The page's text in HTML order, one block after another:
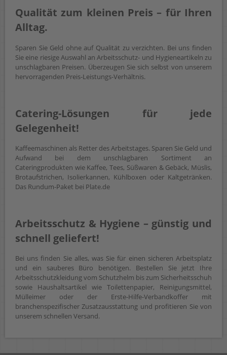
Qualität zum kleinen Preis – für Ihren
Alltag.
Sparen Sie Geld ohne auf Qualität zu verzichten. Bei uns finden
Sie eine riesige Auswahl an Arbeitsschutz- und Hygieneartikeln zu
unschlagbaren Preisen. Überzeugen Sie sich selbst von unserem
hervorragenden Preis-Leistungs-Verhältnis.
Catering-Lösungen für jede
Gelegenheit!
Kaffeemaschinen als Retter des Arbeitstages. Sparen Sie Geld und
Aufwand bei dem unschlagbaren Sortiment an
Cateringprodukten wie Kaffee, Tees, Süßwaren & Gebäck, Müslis,
Brotaufstrichen, Isolierkannen, Kühlboxen oder Kaltgetränken.
Das Rundum-Paket bei Plate.de
Arbeitsschutz & Hygiene – günstig und
schnell geliefert!
Bei uns finden Sie alles, was Sie für einen sicheren Arbeitsplatz
und ein sauberes Büro benötigen. Bestellen Sie jetzt Ihre
Arbeitsschutzkleidung vom Schutzhelm bis zum Sicherheitsschuh
sowie Haushaltsartikel wie Toilettenpapier, Reinigungsmittel,
Mülleimer oder der Erste-Hilfe-Verbandkoffer mit
branchenspezifischer Zusatzausstattung und profitieren Sie von
unserem schnellen Versand.